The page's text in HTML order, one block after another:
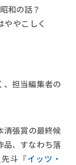
和の話？
やこしく
担当編集者の
清張賞の最終候
品、すなわち落
斗『イッツ・